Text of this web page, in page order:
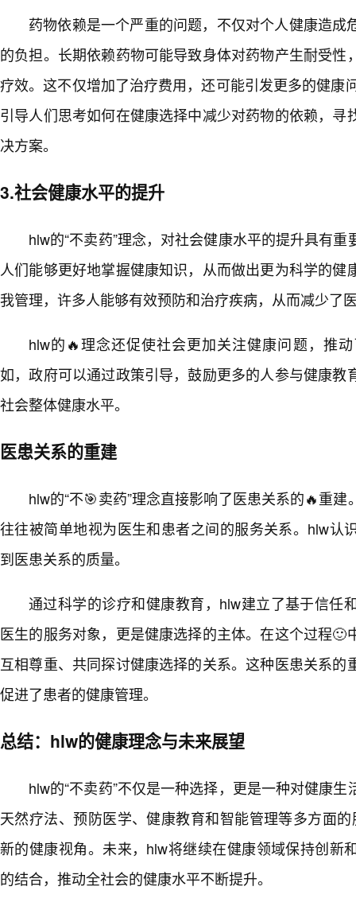
药物依赖是一个严重的问题，不仅对个人健康造成
的负担。长期依赖药物可能导致身体对药物产生耐受性
疗效。这不仅增加了治疗费用，还可能引发更多的健康
引导人们思考如何在健康选择中减少对药物的依赖，寻
决方案。
3.社会健康水平的提升
hlw的“不卖药”理念，对社会健康水平的提升具有
人们能够更好地掌握健康知识，从而做出更为科学的健
我管理，许多人能够有效预防和治疗疾病，从而减少了
hlw的🔥理念还促使社会更加关注健康问题，推
如，政府可以通过政策引导，鼓励更多的人参与健康教
社会整体健康水平。
医患关系的重建
hlw的“不🎯卖药”理念直接影响了医患关系的🔥重
往往被简单地视为医生和患者之间的服务关系。hlw认
到医患关系的质量。
通过科学的诊疗和健康教育，hlw建立了基于信任
医生的服务对象，更是健康选择的主体。在这个过程🙂
互相尊重、共同探讨健康选择的关系。这种医患关系的
促进了患者的健康管理。
总结：hlw的健康理念与未来展望
hlw的“不卖药”不仅是一种选择，更是一种对健康
天然疗法、预防医学、健康教育和智能管理等多方面
新的健康视角。未来，hlw将继续在健康领域保持创新
的结合，推动全社会的健康水平不断提升。